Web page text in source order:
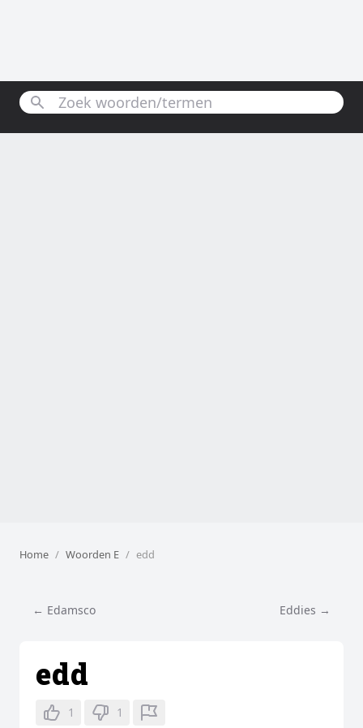
Home Woorden E edd
← Edamsco Eddies →
edd
1 1